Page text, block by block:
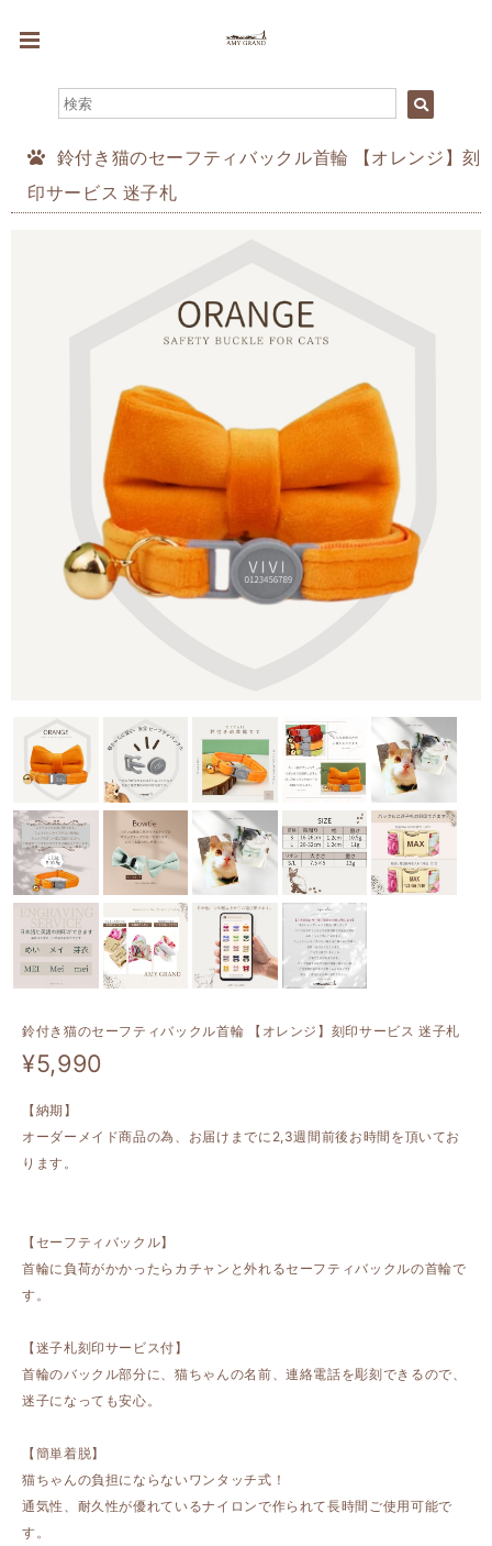
鈴付き猫のセーフティバックル首輪 【オレンジ】刻
印サービス 迷子札
鈴付き猫のセーフティバックル首輪 【オレンジ】刻印サービス 迷子札
¥5,990
【納期】
オーダーメイド商品の為、お届けまでに2,3週間前後お時間を頂いてお
ります。
【セーフティバックル】
首輪に負荷がかかったらカチャンと外れるセーフティバックルの首輪で
す。
【迷子札刻印サービス付】
首輪のバックル部分に、猫ちゃんの名前、連絡電話を彫刻できるので、
迷子になっても安心。
【簡単着脱】
猫ちゃんの負担にならないワンタッチ式！
通気性、耐久性が優れているナイロンで作られて長時間ご使用可能で
す。